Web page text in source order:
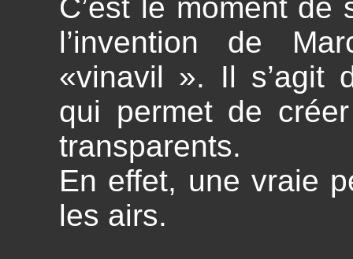
C’est le moment
l’invention de
«vinavil ». Il s’agit
qui permet de
transparents.
En effet, une vraie
les airs.